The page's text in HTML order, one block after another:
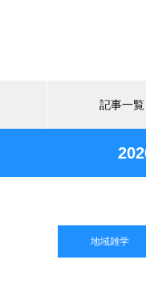
記事一覧
地域雑学